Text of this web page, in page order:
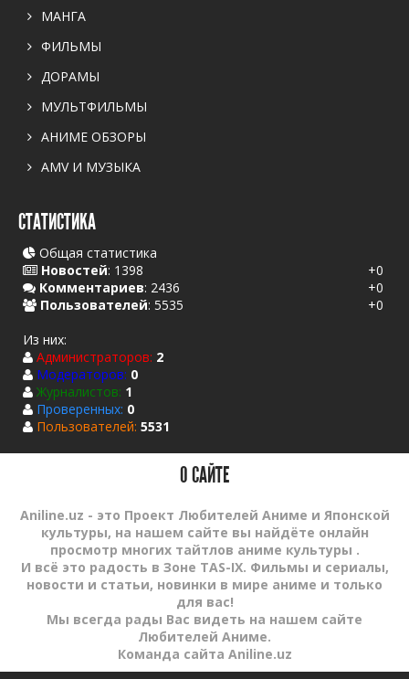
МАНГА
ФИЛЬМЫ
ДОРАМЫ
МУЛЬТФИЛЬМЫ
АНИМЕ ОБЗОРЫ
AMV И МУЗЫКА
СТАТИСТИКА
Общая статистика
+0
Новостей: 1398
+0
Комментариев: 2436
+0
Пользователей: 5535
Из них:
Администраторов: 2
Модераторов: 0
Журналистов: 1
Проверенных: 0
Пользователей: 5531
О САЙТЕ
Aniline.uz - это Проект Любителей Аниме и Японской
культуры, на нашем сайте вы найдёте онлайн
просмотр многих тайтлов аниме культуры .
И всё это радость в Зоне TAS-IX. Фильмы и сериалы,
новости и статьи, новинки в мире аниме и только
для вас!
Мы всегда рады Вас видеть на нашем сайте
Любителей Аниме.
Команда сайта Aniline.uz